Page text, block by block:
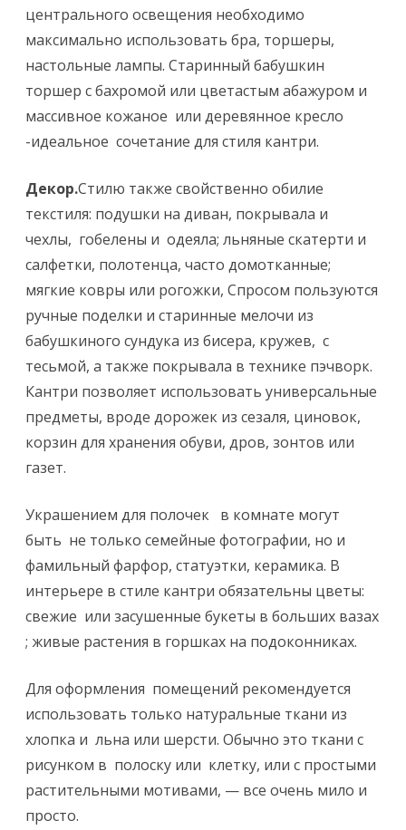
центрального освещения необходимо
максимально использовать бра, торшеры,
настольные лампы. Старинный бабушкин
торшер с бахромой или цветастым абажуром и
массивное кожаное или деревянное кресло
-идеальное сочетание для стиля кантри.
Декор.Стилю также свойственно обилие
текстиля: подушки на диван, покрывала и
чехлы, гобелены и одеяла; льняные скатерти и
салфетки, полотенца, часто домотканные;
мягкие ковры или рогожки, Спросом пользуются
ручные поделки и старинные мелочи из
бабушкиного сундука из бисера, кружев, с
тесьмой, а также покрывала в технике пэчворк.
Кантри позволяет использовать универсальные
предметы, вроде дорожек из сезаля, циновок,
корзин для хранения обуви, дров, зонтов или
газет.
Украшением для полочек в комнате могут
быть не только семейные фотографии, но и
фамильный фарфор, статуэтки, керамика. В
интерьере в стиле кантри обязательны цветы:
свежие или засушенные букеты в больших вазах
; живые растения в горшках на подоконниках.
Для оформления помещений рекомендуется
использовать только натуральные ткани из
хлопка и льна или шерсти. Обычно это ткани с
рисунком в полоску или клетку, или с простыми
растительными мотивами, — все очень мило и
просто.